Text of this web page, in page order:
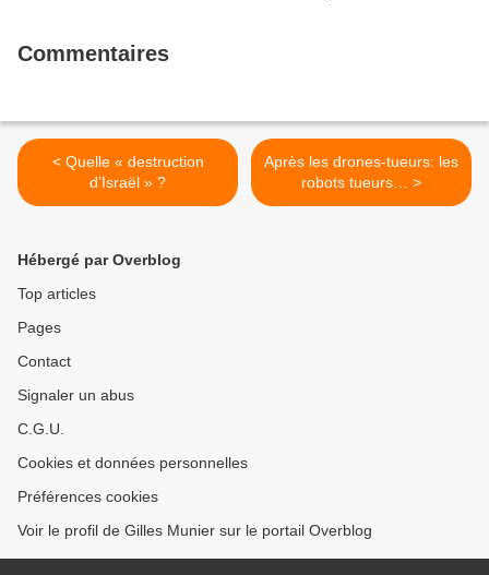
Commentaires
< Quelle « destruction
d’Israël » ?
Après les drones-tueurs: les
robots tueurs… >
Hébergé par Overblog
Top articles
Pages
Contact
Signaler un abus
C.G.U.
Cookies et données personnelles
Préférences cookies
Voir le profil de Gilles Munier sur le portail Overblog